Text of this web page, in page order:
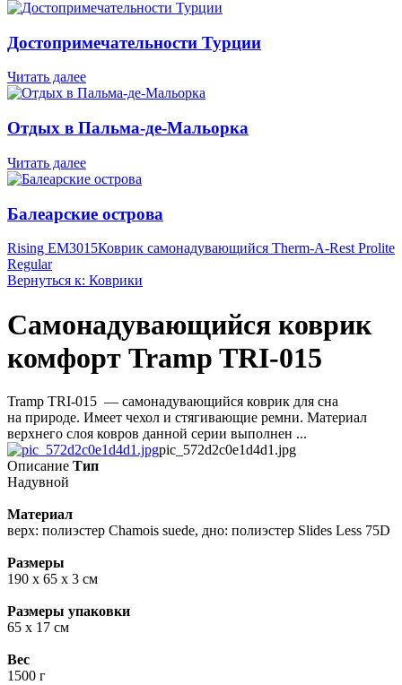
Достопримечательности Турции
Читать далее
Отдых в Пальма-де-Мальорка
Читать далее
Балеарские острова
Rising EM3015Коврик самонадувающийся Therm-A-Rest Prolite
Regular
Вернуться к: Коврики
Самонадувающийся коврик
комфорт Tramp TRI-015
Tramp TRI-015 — самонадувающийся коврик для сна
на природе. Имеет чехол и стягивающие ремни. Материал
верхнего слоя ковров данной серии выполнен ...
pic_572d2c0e1d4d1.jpg
Описание Тип
Надувной
Материал
верх: полиэстер Сhamois suede, дно: полиэстер Slides Less 75D
Размеры
190 х 65 х 3 см
Размеры упаковки
65 х 17 см
Вес
1500 г